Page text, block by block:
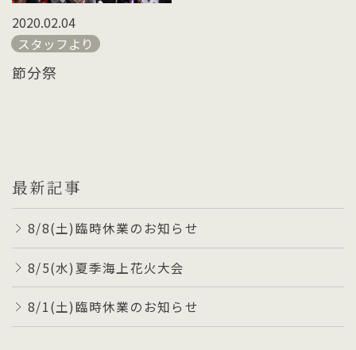
2020.02.04
スタッフより
節分祭
最新記事
8/8(土)臨時休業のお知らせ
8/5(水)夏季海上花火大会
8/1(土)臨時休業のお知らせ